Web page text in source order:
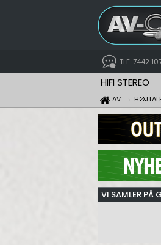
TLF. 7442
HIFI STEREO
AV
VI SAMLER PÅ